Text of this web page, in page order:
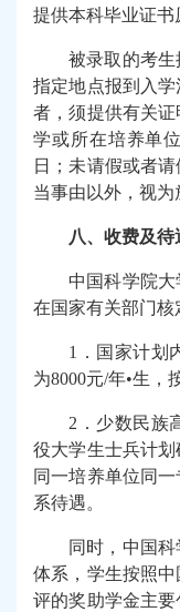
提供本科毕业证书
被录取的考生
指定地点报到入
者，须提供有关
学或所在培养单
日；未请假或者
当事由以外，视为
八、收费及待
中国科学院大
在国家有关部门核
1
．国家计
为8000元/年•生，
2 ．少数民族
役大学生士兵计
同一培养单位同
系待遇。
同时，中国
体系，学生按照
评的奖助学金主